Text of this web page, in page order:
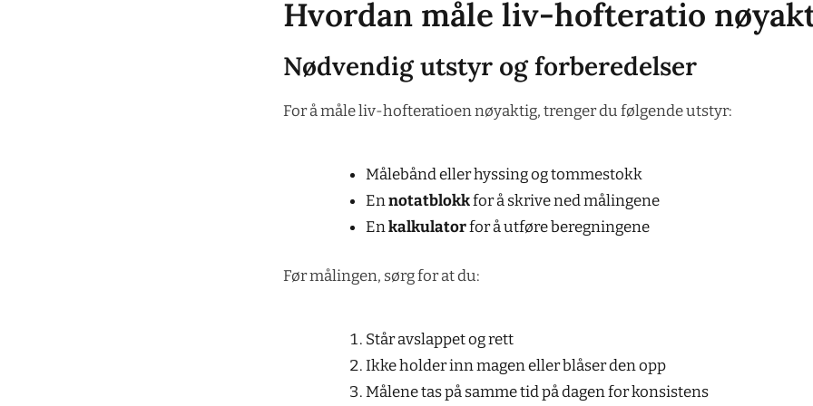
Hvordan måle liv-hofteratio
Nødvendig utstyr og forberedelser
For å måle liv-hofteratioen nøyaktig, trenger du følgende utstyr:
Målebånd eller hyssing og tommestokk
En notatblokkfor å skrive ned målingene
En kalkulatorfor å utføre beregningene
Før målingen, sørg for at du:
Står avslappet og rett
Ikke holder inn magen eller blåser den opp
Målene tas på samme tid på dagen for konsistens